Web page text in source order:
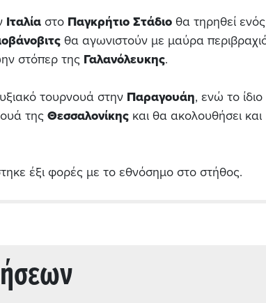
Ιταλία στο Παγκρήτιο Στάδιο θα τηρηθεί ενός
θα αγωνιστούν με μαύρα
στόπερ της Γαλανόλευκης.
τουρνουά στην Παραγουάη, ενώ το
της Θεσσαλονίκης και θα ακολουθήσει και
έξι φορές με το εθνόσημο στο στήθος.